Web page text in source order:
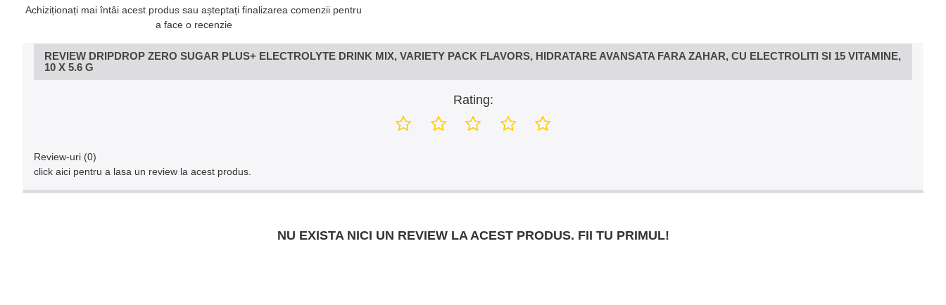
Achiziționați mai întâi acest produs sau așteptați finalizarea comenzii pentru
a face o recenzie
REVIEW DRIPDROP ZERO SUGAR PLUS+ ELECTROLYTE DRINK MIX, VARIETY PACK FLAVORS, HIDRATARE AVANSATA FARA ZAHAR, CU ELECTROLITI SI 15 VITAMINE,
10 X 5.6 G
Rating:
Review-uri (0)
click aici pentru a lasa un review la acest produs.
NU EXISTA NICI UN REVIEW LA ACEST PRODUS. FII TU PRIMUL!